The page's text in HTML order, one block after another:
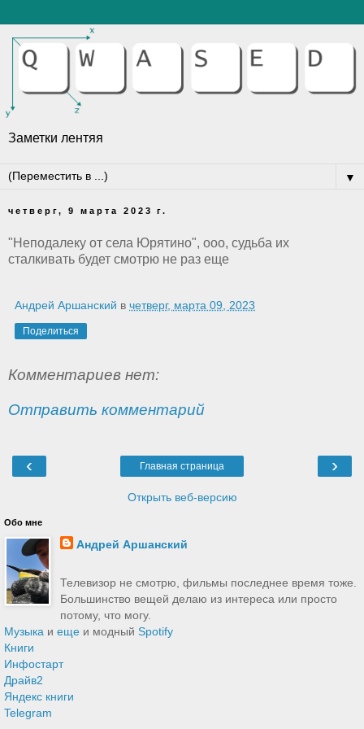
Заметки лентяя
▼
четверг, 9 марта 2023 г.
"Неподалеку от села Юрятино", ооо, судьба их
сталкивать будет смотрю не раз еще
Андрей Аршанский в четверг, марта 09, 2023
Поделиться
Комментариев нет:
Отправить комментарий
‹ ›
Главная страница
Открыть веб-версию
Обо мне
Андрей Аршанский
Телевизор не смотрю, фильмы последнее время тоже.
Большинство вещей делаю из интереса или просто
потому, что могу.
Музыка и еще и модный Spotify
Книги
Инфостарт
Драйв2
Яндекс книги
Telegram